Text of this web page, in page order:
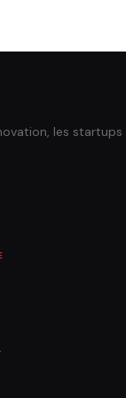
les startups